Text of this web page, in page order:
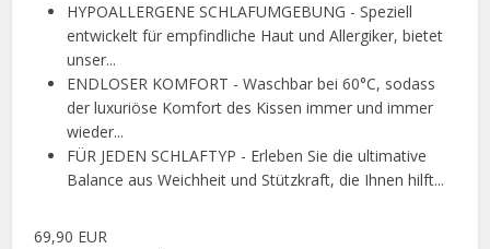
HYPOALLERGENE SCHLAFUMGEBUNG - Speziell
entwickelt für empfindliche Haut und Allergiker, bietet
unser...
ENDLOSER KOMFORT - Waschbar bei 60°C, sodass
der luxuriöse Komfort des Kissen immer und immer
wieder...
FÜR JEDEN SCHLAFTYP - Erleben Sie die ultimative
Balance aus Weichheit und Stützkraft, die Ihnen hilft...
69,90 EUR